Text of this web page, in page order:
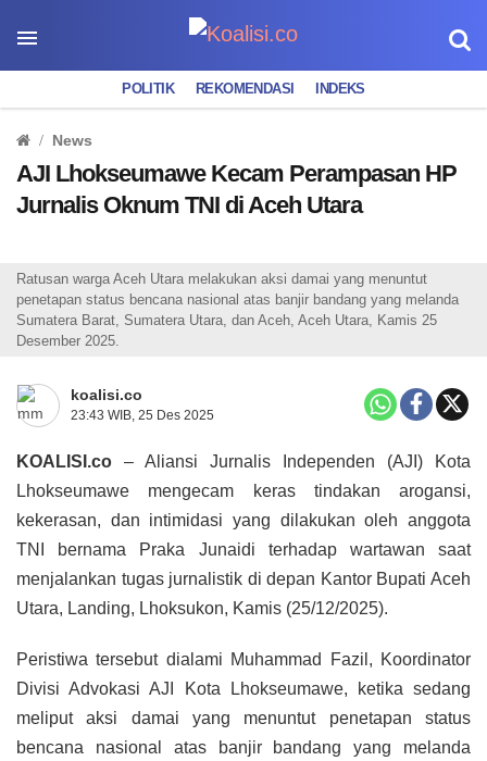
POLITIK REKOMENDASI INDEKS
News
AJI Lhokseumawe Kecam Perampasan HP
Jurnalis Oknum TNI di Aceh Utara
Ratusan warga Aceh Utara melakukan aksi damai yang menuntut
penetapan status bencana nasional atas banjir bandang yang melanda
Sumatera Barat, Sumatera Utara, dan Aceh, Aceh Utara, Kamis 25
Desember 2025.
koalisi.co
23:43 WIB, 25 Des 2025
KOALISI.co – Aliansi Jurnalis Independen (AJI) Kota
Lhokseumawe mengecam keras tindakan arogansi,
kekerasan, dan intimidasi yang dilakukan oleh anggota
TNI bernama Praka Junaidi terhadap wartawan saat
menjalankan tugas jurnalistik di depan Kantor Bupati Aceh
Utara, Landing, Lhoksukon, Kamis (25/12/2025).
Peristiwa tersebut dialami Muhammad Fazil, Koordinator
Divisi Advokasi AJI Kota Lhokseumawe, ketika sedang
meliput aksi damai yang menuntut penetapan status
bencana nasional atas banjir bandang yang melanda